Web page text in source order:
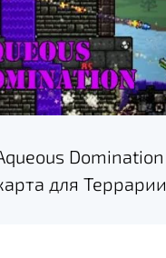
Domination
для Террарии